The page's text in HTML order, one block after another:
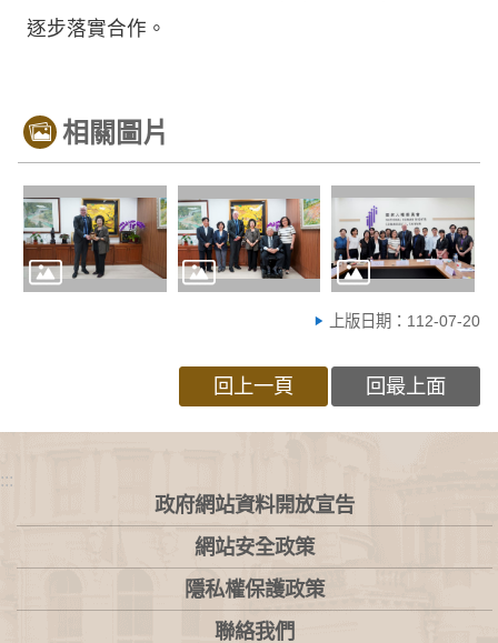
逐步落實合作。
相關圖片
上版日期：112-07-20
回上一頁 回最上面
:::
政府網站資料開放宣告
網站安全政策
隱私權保護政策
聯絡我們